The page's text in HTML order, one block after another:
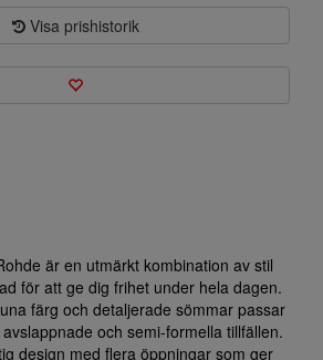
Visa prishistorik
är en utmärkt kombination av stil
för att ge dig frihet under hela dagen.
färg och detaljerade sömmar passar
och semi-formella tillfällen.
design med flera öppningar som ger